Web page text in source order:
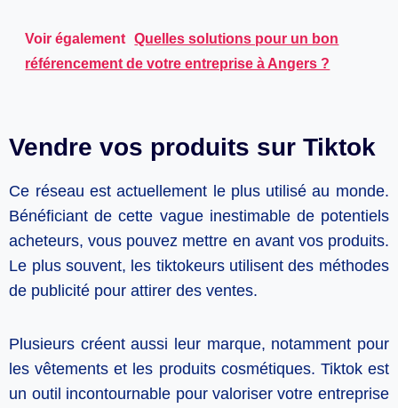
Voir également
Quelles solutions pour un bon
référencement de votre entreprise à Angers ?
Vendre vos produits sur Tiktok
Ce réseau est actuellement le plus utilisé au monde.
Bénéficiant de cette vague inestimable de potentiels
acheteurs, vous pouvez mettre en avant vos produits.
Le plus souvent, les tiktokeurs utilisent des méthodes
de publicité pour attirer des ventes.
Plusieurs créent aussi leur marque, notamment pour
les vêtements et les produits cosmétiques. Tiktok est
un outil incontournable pour valoriser votre entreprise